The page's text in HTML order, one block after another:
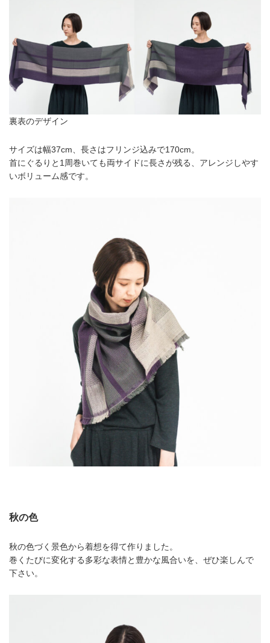
裏表のデザイン
サイズは幅37cm、長さはフリンジ込みで170cm。
首にぐるりと1周巻いても両サイドに長さが残る、アレンジしやす
いボリューム感です。
秋の色
秋の色づく景色から着想を得て作りました。
巻くたびに変化する多彩な表情と豊かな風合いを、ぜひ楽しんで
下さい。